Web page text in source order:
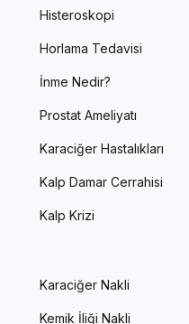
Histeroskopi
Horlama Tedavisi
İnme Nedir?
Prostat Ameliyatı
Karaciğer Hastalıkları
Kalp Damar Cerrahisi
Kalp Krizi
Karaciğer Nakli
Kemik İliği Nakli